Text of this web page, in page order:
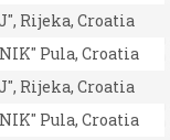
Rijeka, Croatia
Pula, Croatia
Rijeka, Croatia
Pula, Croatia